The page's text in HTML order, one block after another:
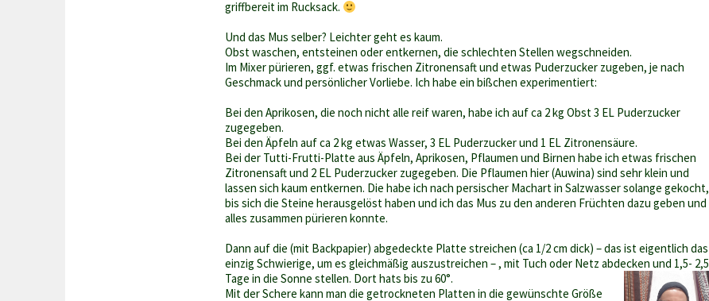
griffbereit im Rucksack.
Und das Mus selber? Leichter geht es kaum.
Obst waschen, entsteinen oder entkernen, die schlechten Stellen wegschneiden.
Im Mixer pürieren, ggf. etwas frischen Zitronensaft und etwas Puderzucker zugeben, je nach
Geschmack und persönlicher Vorliebe. Ich habe ein bißchen experimentiert:
Bei den Aprikosen, die noch nicht alle reif waren, habe ich auf ca 2 kg Obst 3 EL Puderzucker
zugegeben.
Bei den Äpfeln auf ca 2 kg etwas Wasser, 3 EL Puderzucker und 1 EL Zitronensäure.
Bei der Tutti-Frutti-Platte aus Äpfeln, Aprikosen, Pflaumen und Birnen habe ich etwas frischen
Zitronensaft und 2 EL Puderzucker zugegeben. Die Pflaumen hier (Auwina) sind sehr klein und
lassen sich kaum entkernen. Die habe ich nach persischer Machart in Salzwasser solange gekocht,
bis sich die Steine herausgelöst haben und ich das Mus zu den anderen Früchten dazu geben und
alles zusammen pürieren konnte.
Dann auf die (mit Backpapier) abgedeckte Platte streichen (ca 1/2 cm dick) – das ist eigentlich das
einzig Schwierige, um es gleichmäßig auszustreichen – , mit Tuch oder Netz abdecken und 1,5- 2,5
Tage in die Sonne stellen. Dort hats bis zu 60°.
Mit der Schere kann man die getrockneten Platten in die gewünschte Größe